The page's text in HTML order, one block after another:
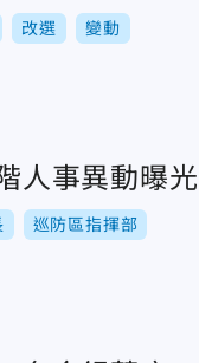
改選 變動
人事異動曝光
巡防區指揮部